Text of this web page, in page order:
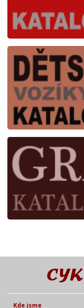
Kde jsme